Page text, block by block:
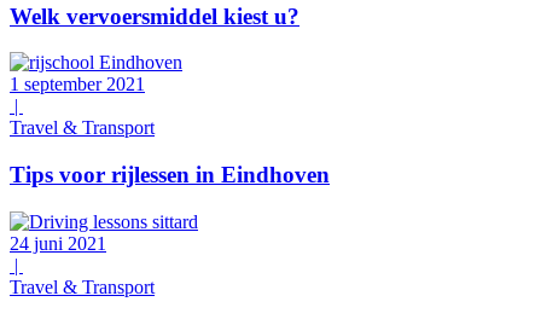
Welk vervoersmiddel kiest u?
1 september 2021
|
Travel & Transport
Tips voor rijlessen in Eindhoven
24 juni 2021
|
Travel & Transport